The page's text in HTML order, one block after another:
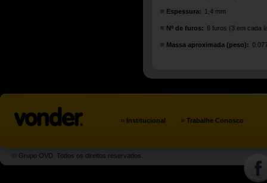
Espessura: 1,4 mm
Nº de furos: 6 furos (3 em cada
Massa aproximada (peso):
» Institucional » Trabalhe Conosco
© Grupo OVD. Todos os direitos reservados.